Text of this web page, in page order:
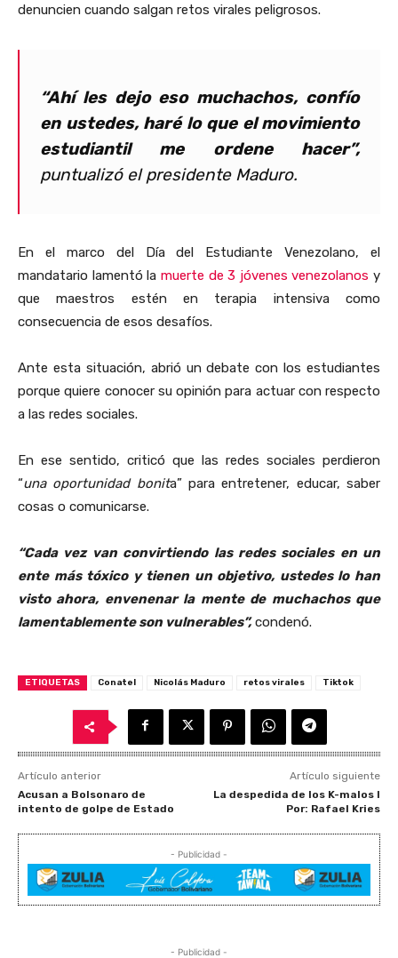
denuncien cuando salgan retos virales peligrosos.
“Ahí les dejo eso muchachos, confío
en ustedes, haré lo que el movimiento
estudiantil me ordene hacer”,
puntualizó el presidente Maduro.
En el marco del Día del Estudiante Venezolano, el
mandatario lamentó la muerte de 3 jóvenes venezolanos y
que maestros estén en terapia intensiva como
consecuencia de esos desafíos.
Ante esta situación, abrió un debate con los estudiantes
porque quiere conocer su opinión para actuar con respecto
a las redes sociales.
En ese sentido, criticó que las redes sociales perdieron
“una oportunidad bonita” para entretener, educar, saber
cosas o comunicarse.
“Cada vez van convirtiendo las redes sociales en un
ente más tóxico y tienen un objetivo, ustedes lo han
visto ahora, envenenar la mente de muchachos que
lamentablemente son vulnerables”, condenó.
ETIQUETAS Conatel Nicolás Maduro retos virales Tiktok
Artículo anterior
Acusan a Bolsonaro de
intento de golpe de Estado
Artículo siguiente
La despedida de los K-malos l
Por: Rafael Kries
- Publicidad -
- Publicidad -